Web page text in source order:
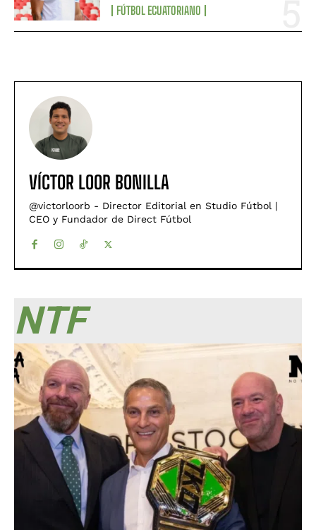
FÚTBOL ECUATORIANO
VÍCTOR LOOR BONILLA
@victorloorb - Director Editorial en Studio Fútbol |
CEO y Fundador de Direct Fútbol
NTF